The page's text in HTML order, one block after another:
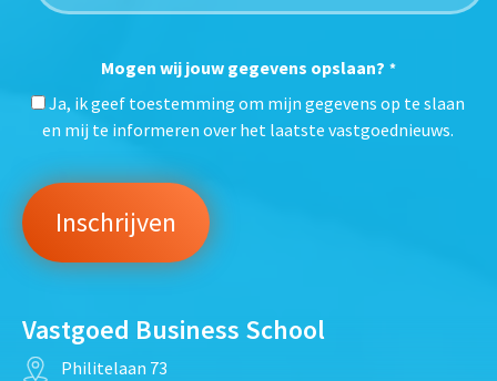
Mogen wij jouw gegevens opslaan? *
Ja, ik geef toestemming om mijn gegevens op te slaan
en mij te informeren over het laatste vastgoednieuws.
Vastgoed Business School
Philitelaan 73